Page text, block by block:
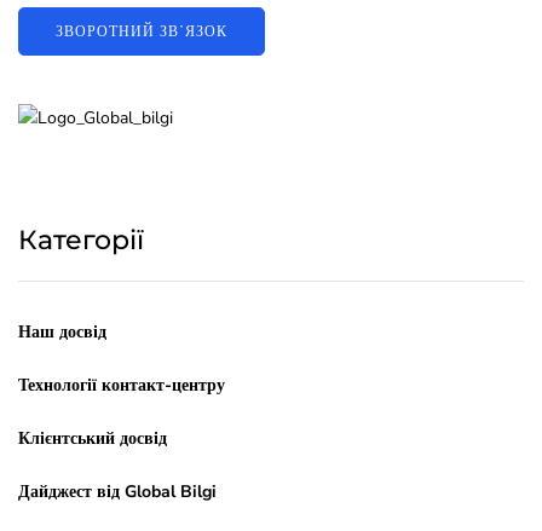
ЗВОРОТНИЙ ЗВʼЯЗОК
Категорії
Наш досвід
Технології контакт-центру
Клієнтський досвід
Дайджест від Global Bilgi